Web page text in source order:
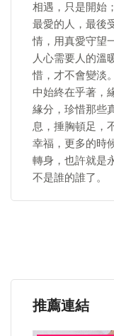
相遇，只是開始
最愛的人，最後
情，用真愛守望
人心需要人的溫
惜，才不會變淡
中始終在乎著，
緣分，珍惜那些
息，捶胸頓足，
幸福，更多的時
轉身，也許就是
不是誰的誰了。
推薦連結